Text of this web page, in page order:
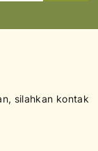
silahkan kontak